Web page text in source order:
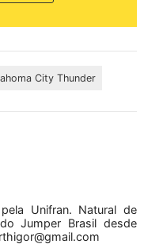
City Thunder
Unifran. Natural de
Jumper Brasil desde